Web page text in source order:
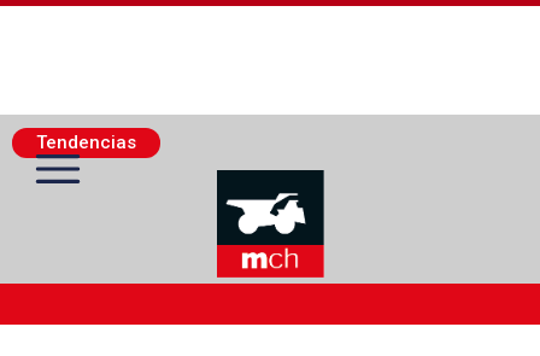
Tendencias
Actualidad Minera